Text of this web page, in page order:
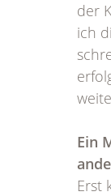
der
ich
Ein
Erst